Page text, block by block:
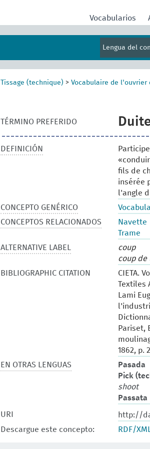
Vocabularios
Lengua del
Tissage (technique) > Vocabulaire de l'ouvrier
TÉRMINO PREFERIDO
DEFINICIÓN
fils de
insérée
l'angle
CONCEPTO GENÉRICO
CONCEPTOS RELACIONADOS
Navette
Trame
ALTERNATIVE LABEL
coup
coup de
BIBLIOGRAPHIC CITATION
CIETA.
Textiles
Lami
Pariset,
1862, p.
EN OTRAS LENGUAS
Pasada
Pick
shoot
Passata
URI
http://
Descargue este concepto:
RDF/XML